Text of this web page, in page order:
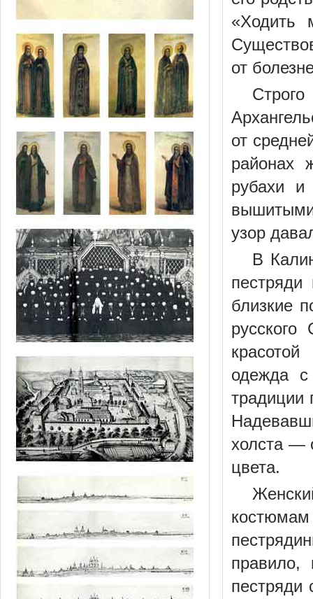
«Ходить
от
от
районах
рубахи
узор
В
близкие
одежда с
традиции
холста —
цвета.
правило,
пестряди